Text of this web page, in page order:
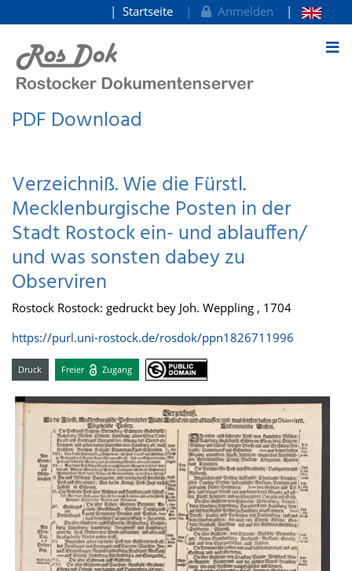
zum Inhalt
Startseite Anmelden
PDF Download
Verzeichniß. Wie die Fürstl.
Mecklenburgische Posten in der
Stadt Rostock ein- und ablauffen/
und was sonsten dabey zu
Observiren
Rostock Rostock: gedruckt bey Joh. Weppling , 1704
https://purl.uni-rostock.de/rosdok/ppn1826711996
Druck Freier Zugang